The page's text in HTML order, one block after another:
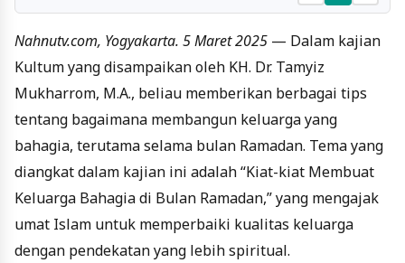
Nahnutv.com, Yogyakarta. 5 Maret 2025 — Dalam kajian
Kultum yang disampaikan oleh KH. Dr. Tamyiz
Mukharrom, M.A., beliau memberikan berbagai tips
tentang bagaimana membangun keluarga yang
bahagia, terutama selama bulan Ramadan. Tema yang
diangkat dalam kajian ini adalah “Kiat-kiat Membuat
Keluarga Bahagia di Bulan Ramadan,” yang mengajak
umat Islam untuk memperbaiki kualitas keluarga
dengan pendekatan yang lebih spiritual.